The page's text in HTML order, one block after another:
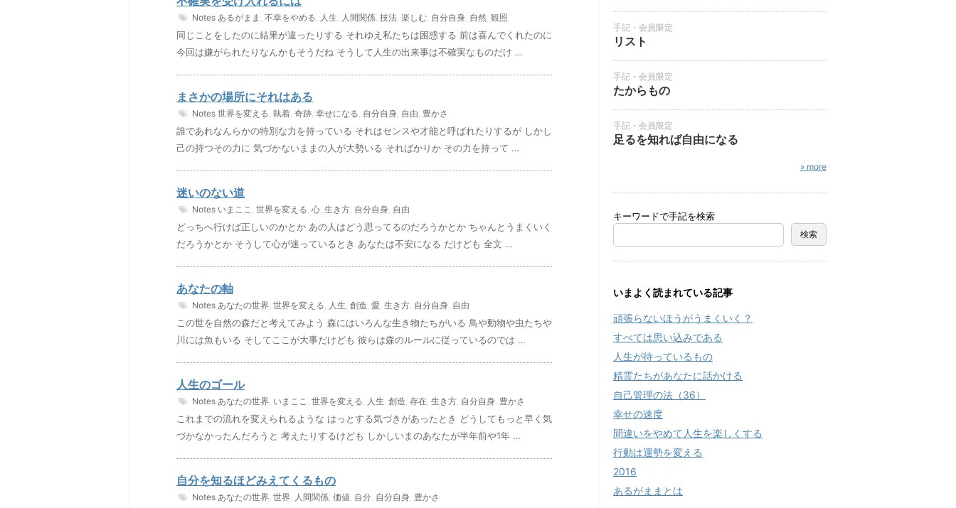
Notes あるがまま , 不幸をやめる, 人生, 人間関係, 技法, 楽しむ, 自分自身, 自然, 観照
同じことをしたのに結果が違ったりする それゆえ私たちは困惑する 前は喜んでくれたのに
今回は嫌がられたりなんかもそうだね そうして人生の出来事は不確実なものだけ …
まさかの場所にそれはある
Notes 世界を変える, 執着, 奇跡, 幸せになる, 自分自身, 自由, 豊かさ
誰であれなんらかの特別な力を持っている それはセンスや才能と呼ばれたりするが しかし
己の持つその力に 気づかないままの人が大勢いる そればかりか その力を持って …
迷いのない道
Notes いまここ , 世界を変える, 心, 生き方, 自分自身, 自由
どっちへ行けば正しいのかとか あの人はどう思ってるのだろうかとか ちゃんとうまくいく
だろうかとか そうして心が迷っているとき あなたは不安になる だけども 全文 …
あなたの軸
Notes あなたの世界, 世界を変える, 人生, 創造, 愛, 生き方, 自分自身, 自由
この世を自然の森だと考えてみよう 森にはいろんな生き物たちがいる 鳥や動物や虫たちや
川には魚もいる そしてここが大事だけども 彼らは森のルールに従っているのでは …
人生のゴール
Notes あなたの世界, いまここ , 世界を変える, 人生, 創造, 存在, 生き方, 自分自身, 豊かさ
これまでの流れを変えられるような はっとする気づきがあったとき どうしてもっと早く気
づかなかったんだろうと 考えたりするけども しかしいまのあなたが半年前や1年 …
自分を知るほどみえてくるもの
Notes あなたの世界, 世界, 人間関係, 価値, 自分, 自分自身, 豊かさ
手記・会員限定
リスト
手記・会員限定
たからもの
手記・会員限定
足るを知れば自由になる
» more
キーワードで手記を検索
いまよく読まれている記事
頑張らないほうがうまくいく？
すべては思い込みである
人生が待っているもの
精霊たちがあなたに話かける
自己管理の法（36）
幸せの速度
間違いをやめて人生を楽しくする
行動は運勢を変える
2016
あるがままとは